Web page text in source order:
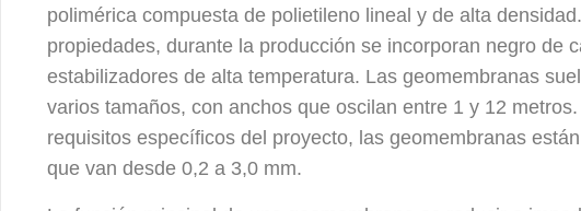
polimérica compuesta de polietileno lineal y de alta
propiedades, durante la producción se incorporan negro de
estabilizadores de alta temperatura. Las geomembranas
varios tamaños, con anchos que oscilan entre 1 y 12
requisitos específicos del proyecto, las geomembranas
que van desde 0,2 a 3,0 mm.